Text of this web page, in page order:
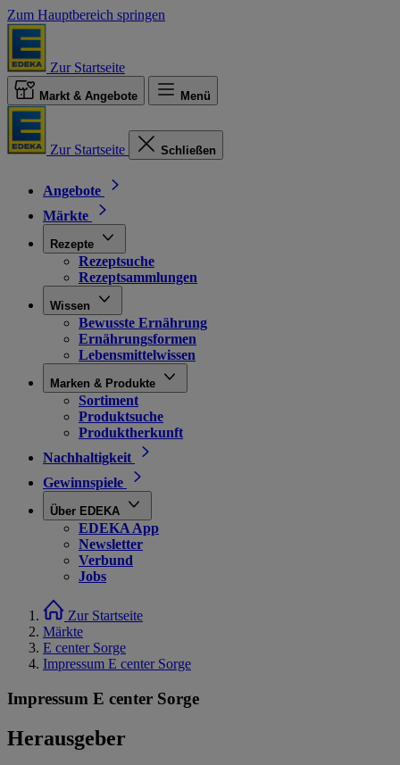
Zum Hauptbereich springen
Zur Startseite
Markt & Angebote Menü
Zur Startseite Schließen
Angebote
Märkte
Rezepte
Rezeptsuche
Rezeptsammlungen
Wissen
Bewusste Ernährung
Ernährungsformen
Lebensmittelwissen
Marken & Produkte
Sortiment
Produktsuche
Produktherkunft
Nachhaltigkeit
Gewinnspiele
Über EDEKA
EDEKA App
Newsletter
Verbund
Jobs
Zur Startseite
Märkte
E center Sorge
Impressum E center Sorge
Impressum E center Sorge
Herausgeber